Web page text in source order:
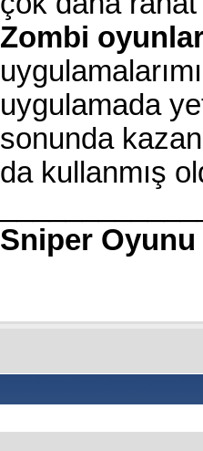
Zombi
uygulamada
sonunda
da kullanmış
Sniper Oyunu